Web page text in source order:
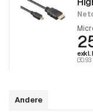
exkl.
Andere